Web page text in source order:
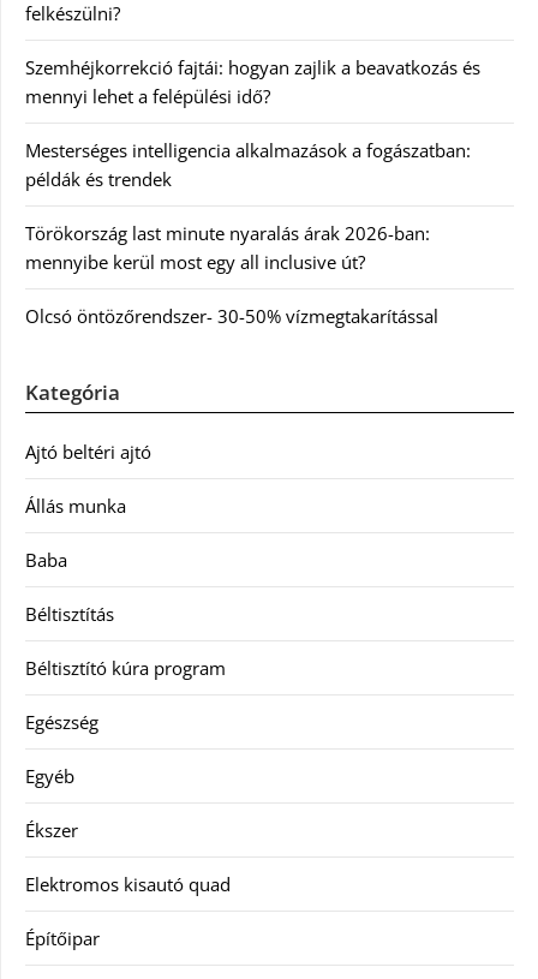
felkészülni?
Szemhéjkorrekció fajtái: hogyan zajlik a beavatkozás és
mennyi lehet a felépülési idő?
Mesterséges intelligencia alkalmazások a fogászatban:
példák és trendek
Törökország last minute nyaralás árak 2026-ban:
mennyibe kerül most egy all inclusive út?
Olcsó öntözőrendszer- 30-50% vízmegtakarítással
Kategória
Ajtó beltéri ajtó
Állás munka
Baba
Béltisztítás
Béltisztító kúra program
Egészség
Egyéb
Ékszer
Elektromos kisautó quad
Építőipar